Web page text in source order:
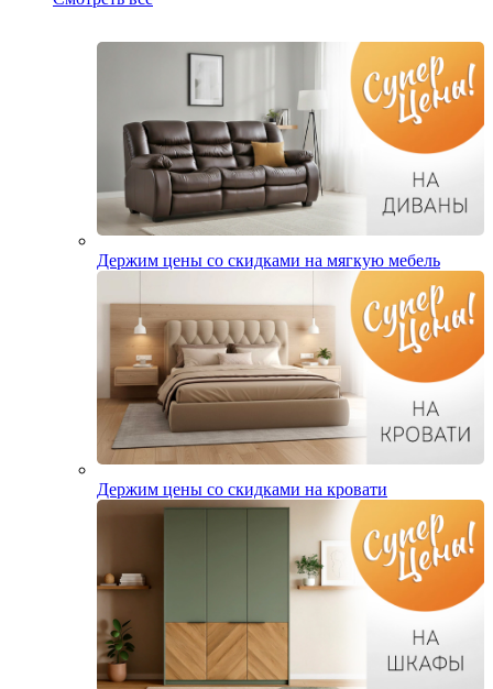
Держим цены со скидками на мягкую мебель
Держим цены со скидками на кровати